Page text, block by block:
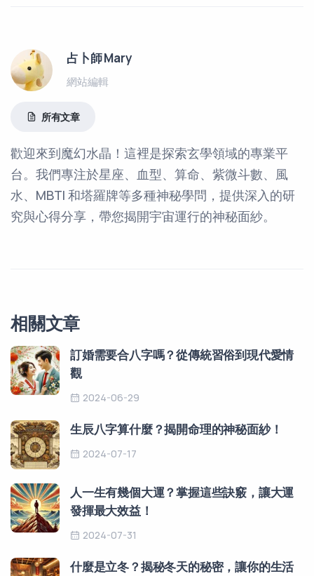
占卜師 Mary
網站編輯
所有文章
歡迎來到魔幻水晶！這裡是探索玄學領域的專業平
台。我們專注於星座、血型、算命、紫微斗數、風
水、MBTI 和塔羅牌等多種神秘學問，提供深入的研
究與心得分享，帶您揭開宇宙運行的神秘面紗。
相關文章
訂婚需要合八字嗎？從傳統習俗到現代愛情
觀
2024-06-29
生辰八字算什麼？揭開命理的神秘面紗！
2024-07-17
人一生有幾個大運？掌握這些訣竅，讓大運
發揮最大效益！
2024-07-31
什麼是立冬？揭秘冬天的秘密，讓你的生活